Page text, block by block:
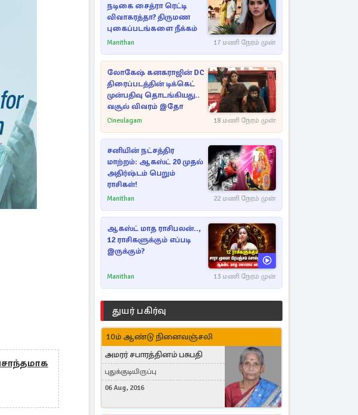
சொந்தமாக
நடிகை சைத்ரா ரெட்டி
விவாகரத்தா? திருமண
புகைப்படங்களை நீக்கம்
Manithan 17 மணி நேரம் முன்
லோகேஷ் கனகராஜின் DC
திரைப்படத்தின் டிக்கெட்
முன்பதிவு தொடங்கியது..
வசூல் விவரம் இதோ
Cineulagam 18 மணி நேரம் முன்
சனியின் நட்சத்திர
மாற்றம்: ஆகஸ்ட் 20 முதல்
அதிர்ஷ்டம் பெறும்
ராசிகள்!
Manithan 22 மணி நேரம் முன்
ஆகஸ்ட் மாத ராசிபலன்..,
12 ராசிகளுக்கும் எப்படி
இருக்கும்?
Manithan 13 மணி நேரம் முன்
துயர் பகிர்வு
10ம் ஆண்டு நினைவஞ்சலி
அமரர் சபாரத்தினம் பசுபதி
புதுக்குடியிருப்பு
06 Aug, 2016